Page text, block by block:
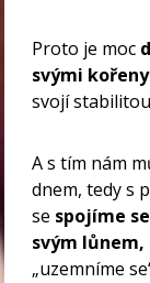
Proto je moc
svými
svojí
A s tím nám
dnem, tedy s
se spojíme
svým lůnem,
„uzemníme